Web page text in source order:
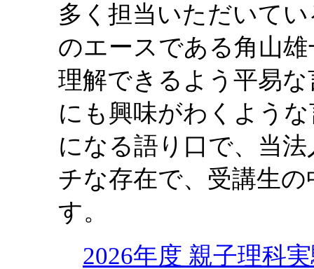
多く担当いただいて
のエースである角山
理解できるよう平易
にも興味がわくよう
になる語り口で、当
チな存在で、受講生
す。
2026年度 親子理科